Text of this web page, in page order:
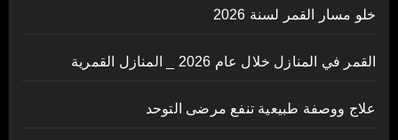
خلو مسار القمر لسنة 2026
القمر في المنازل خلال عام 2026 _ المنازل القمرية
علاج ووصفة طبيعية تنفع مرضى التوحد